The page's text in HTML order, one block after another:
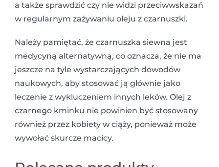
a także sprawdzić czy nie widzi przeciwwskazań
w regularnym zażywaniu oleju z czarnuszki.
Należy pamiętać, że czarnuszka siewna jest
medycyną alternatywną, co oznacza, że nie ma
jeszcze na tyle wystarczających dowodów
naukowych, aby stosować ją głównie jako
leczenie z wykluczeniem innych leków. Olej z
czarnego kminku nie powinien być stosowany
również przez kobiety w ciąży, ponieważ może
wywołać skurcze macicy.